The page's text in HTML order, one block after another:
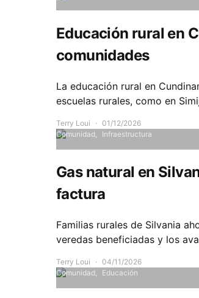
Educación rural en
comunidades
La educación rural en
escuelas rurales, como en
Terry Loui
01/12/2026
Comunidad
Infraestructura
Gas natural en
factura
Familias rurales de Silvania
veredas beneficiadas y los
Terry Loui
04/11/2026
Comunidad
Educación